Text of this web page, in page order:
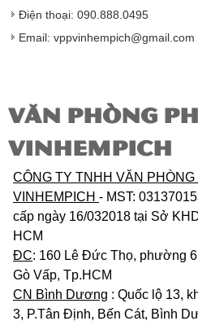
nhà nhập khẩu nếu sản
Điện thoại: 090.888.0495
Email: vppvinhempich@gmail.com
VĂN PHÒNG
VINHEMPICH
CÔNG TY TNHH VĂN PHÒNG
VINHEMPICH - MST:
cấp ngày 16/032018 tại Sở
HCM
ĐC: 160 Lê Đức Thọ, phường
Gò Vấp, Tp.HCM
CN Bình Dương : Quốc lộ 13,
3, P.Tân Định, Bến Cát, Bình